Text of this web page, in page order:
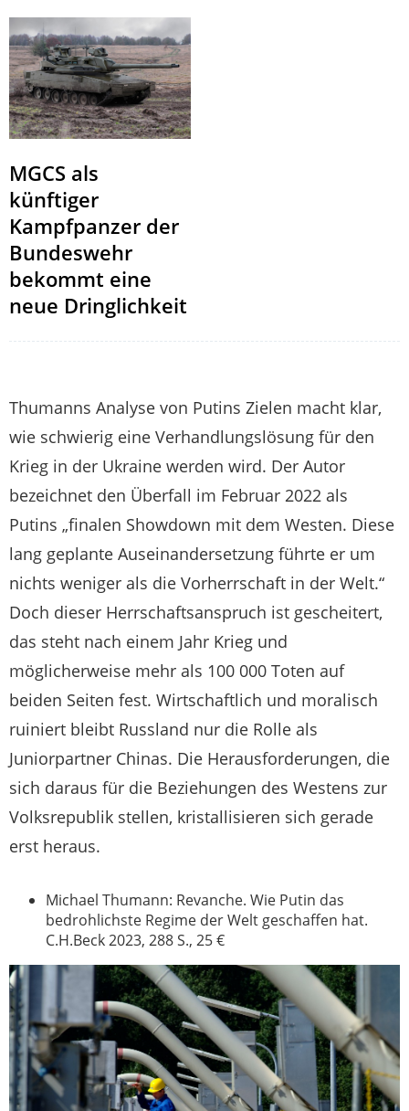
MGCS als
künftiger
Kampfpanzer der
Bundeswehr
bekommt eine
neue Dringlichkeit
Thumanns Analyse von Putins Zielen macht klar,
wie schwierig eine Verhandlungslösung für den
Krieg in der Ukraine werden wird. Der Autor
bezeichnet den Überfall im Februar 2022 als
Putins „finalen Showdown mit dem Westen. Diese
lang geplante Auseinandersetzung führte er um
nichts weniger als die Vorherrschaft in der Welt.“
Doch dieser Herrschaftsanspruch ist gescheitert,
das steht nach einem Jahr Krieg und
möglicherweise mehr als 100 000 Toten auf
beiden Seiten fest. Wirtschaftlich und moralisch
ruiniert bleibt Russland nur die Rolle als
Juniorpartner Chinas. Die Herausforderungen, die
sich daraus für die Beziehungen des Westens zur
Volksrepublik stellen, kristallisieren sich gerade
erst heraus.
Michael Thumann: Revanche. Wie Putin das
bedrohlichste Regime der Welt geschaffen hat.
C.H.Beck 2023, 288 S., 25 €